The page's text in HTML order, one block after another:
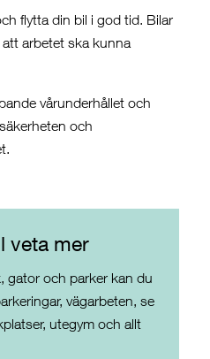
flytta din bil i god tid. Bilar
arbetet ska kunna
vårunderhållet och
och
veta mer
gator och parker kan du
vägarbeten, se
utegym och allt